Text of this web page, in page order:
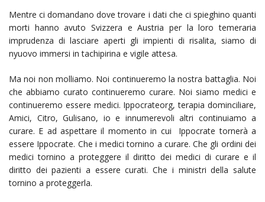
Mentre ci domandano dove trovare i dati che ci spieghino quanti
morti hanno avuto Svizzera e Austria per la loro temeraria
imprudenza di lasciare aperti gli impienti di risalita, siamo di
nyuovo immersi in tachipirina e vigile attesa.
Ma noi non molliamo. Noi continueremo la nostra battaglia. Noi
che abbiamo curato continueremo curare. Noi siamo medici e
continueremo essere medici. Ippocrateorg, terapia dominciliare,
Amici, Citro, Gulisano, io e innumerevoli altri continuiamo a
curare. E ad aspettare il momento in cui Ippocrate tornerà a
essere Ippocrate. Che i medici tornino a curare. Che gli ordini dei
medici tornino a proteggere il diritto dei medici di curare e il
diritto dei pazienti a essere curati. Che i ministri della salute
tornino a proteggerla.